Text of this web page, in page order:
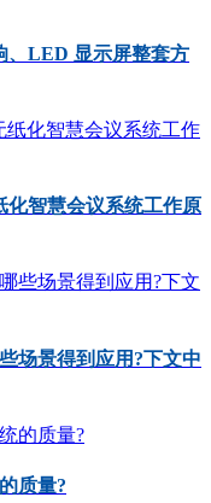
、LED 显示屏整套方
化智慧会议系统工作原
场景得到应用?下文中
质量?